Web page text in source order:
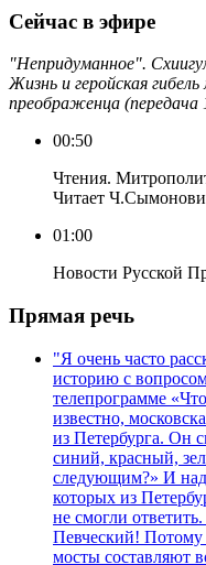
Сейчас в эфире
"Непридуманное".
Жизнь и геройская
преображенца
00:50
Чтения.
Читает
01:00
Новости Русской
Прямая речь
"Я очень часто
историю с
телепрограмме
известно,
из Петербурга. Он
синий, красный,
следующим?» И
которых из
не смогли
Певческий! Потому
мосты составляют